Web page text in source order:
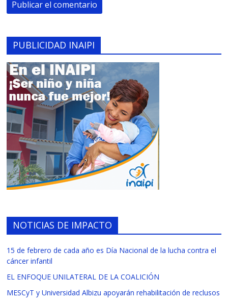
PUBLICIDAD INAIPI
NOTICIAS DE IMPACTO
15 de febrero de cada año es Día Nacional de la lucha contra el
cáncer infantil
EL ENFOQUE UNILATERAL DE LA COALICIÓN
MESCyT y Universidad Albizu apoyarán rehabilitación de reclusos